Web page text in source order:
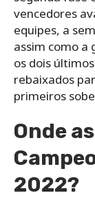
vencedores
equipes, a
assim como a
os dois
rebaixados
primeiros
Onde
2022?